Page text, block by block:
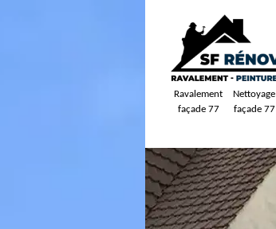
Ravalement
façade 77
Nettoyage
façade 77